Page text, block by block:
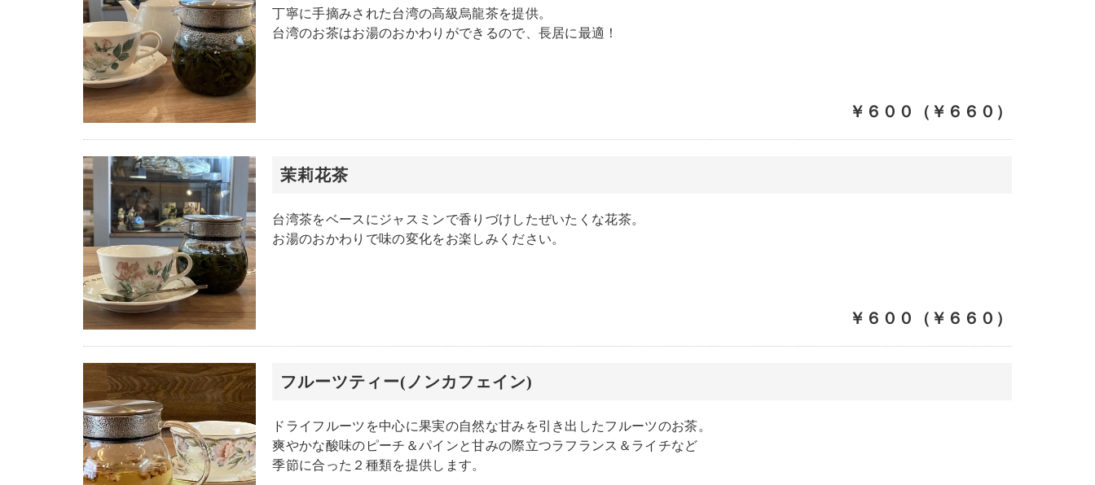
丁寧に手摘みされた台湾の高級烏龍茶を提供。
台湾のお茶はお湯のおかわりができるので、長居に最適！
￥６００（￥６６０）
茉莉花茶
台湾茶をベースにジャスミンで香りづけしたぜいたくな花茶。
お湯のおかわりで味の変化をお楽しみください。
￥６００（￥６６０）
フルーツティー(ノンカフェイン)
ドライフルーツを中心に果実の自然な甘みを引き出したフルーツのお茶。
爽やかな酸味のピーチ＆パインと甘みの際立つラフランス＆ライチなど
季節に合った２種類を提供します。